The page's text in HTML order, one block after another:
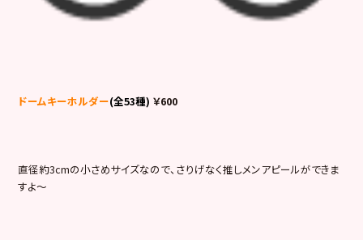
ドームキーホルダー(全53種) ￥600
直径約3cmの小さめサイズなので、さりげなく推しメンアピールができま
すよ～